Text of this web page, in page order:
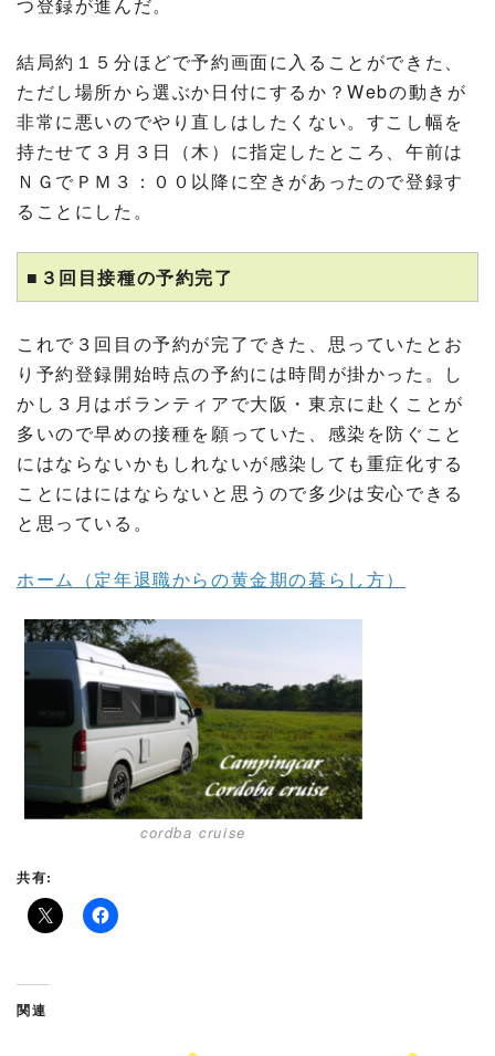
結局約１５分ほどで予約画面に入ることができた、
ただし場所から選ぶか日付にするか？Webの動きが
非常に悪いのでやり直しはしたくない。すこし幅を
持たせて３月３日（木）に指定したところ、午前は
ＮＧでＰＭ３：００以降に空きがあったので登録す
ることにした。
■３回目接種の予約完了
これで３回目の予約が完了できた、思っていたとお
り予約登録開始時点の予約には時間が掛かった。し
かし３月はボランティアで大阪・東京に赴くことが
多いので早めの接種を願っていた、感染を防ぐこと
にはならないかもしれないが感染しても重症化する
ことにはにはならないと思うので多少は安心できる
と思っている。
ホーム（定年退職からの黄金期の暮らし方）
cordba cruise
共有:
関連